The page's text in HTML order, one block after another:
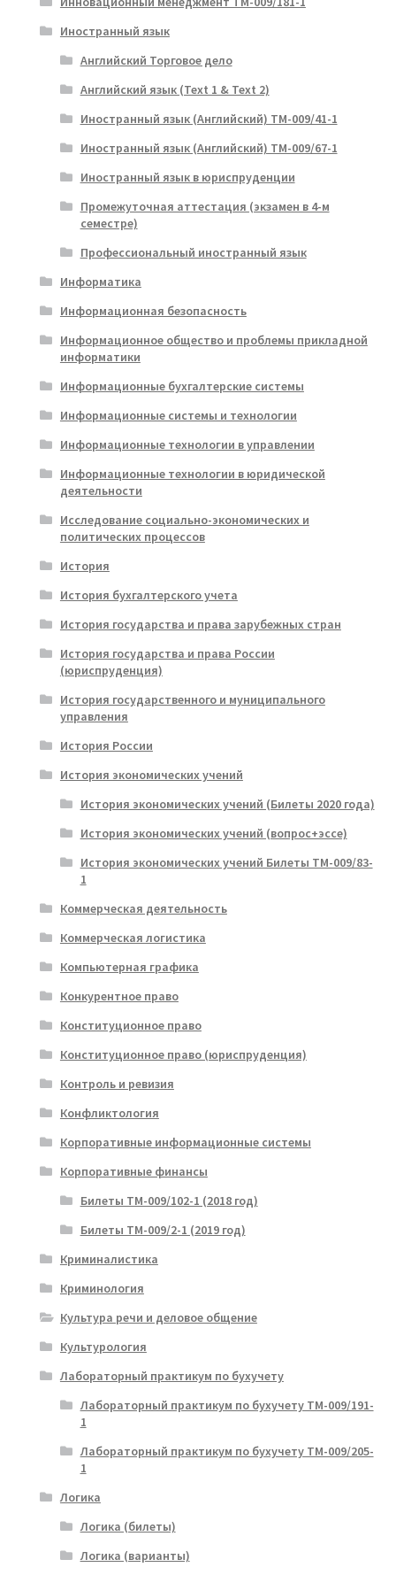
Иностранный язык
Английский Торговое дело
Английский язык (Text 1 & Text 2)
Иностранный язык (Английский) ТМ-009/41-1
Иностранный язык (Английский) ТМ-009/67-1
Иностранный язык в юриспруденции
Промежуточная аттестация (экзамен в 4-м
семестре)
Профессиональный иностранный язык
Информатика
Информационная безопасность
Информационное общество и проблемы прикладной
информатики
Информационные бухгалтерские системы
Информационные системы и технологии
Информационные технологии в управлении
Информационные технологии в юридической
деятельности
Исследование социально-экономических и
политических процессов
История
История бухгалтерского учета
История государства и права зарубежных стран
История государства и права России
(юриспруденция)
История государственного и муниципального
управления
История России
История экономических учений
История экономических учений (Билеты 2020 года)
История экономических учений (вопрос+эссе)
История экономических учений Билеты ТМ-009/83-
1
Коммерческая деятельность
Коммерческая логистика
Компьютерная графика
Конкурентное право
Конституционное право
Конституционное право (юриспруденция)
Контроль и ревизия
Конфликтология
Корпоративные информационные системы
Корпоративные финансы
Билеты ТМ-009/102-1 (2018 год)
Билеты ТМ-009/2-1 (2019 год)
Криминалистика
Криминология
Культура речи и деловое общение
Культурология
Лабораторный практикум по бухучету
Лабораторный практикум по бухучету ТМ-009/191-
1
Лабораторный практикум по бухучету ТМ-009/205-
1
Логика
Логика (билеты)
Логика (варианты)